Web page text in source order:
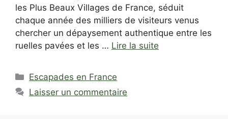
les Plus Beaux Villages de France, séduit
chaque année des milliers de visiteurs venus
chercher un dépaysement authentique entre les
ruelles pavées et les … Lire la suite
Catégories
Escapades en France
Laisser un commentaire